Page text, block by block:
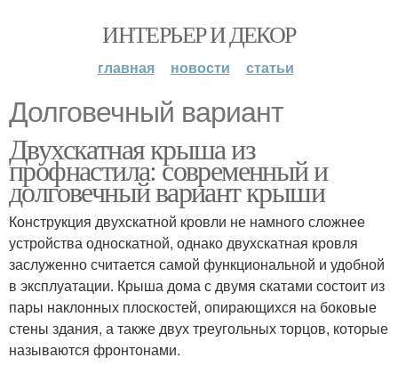
ИНТЕРЬЕР И ДЕКОР
главная новости статьи
Долговечный вариант
Двухскатная крыша из
профнастила: современный и
долговечный вариант крыши
Конструкция двухскатной кровли не намного сложнее
устройства односкатной, однако двухскатная кровля
заслуженно считается самой функциональной и удобной
в эксплуатации. Крыша дома с двумя скатами состоит из
пары наклонных плоскостей, опирающихся на боковые
стены здания, а также двух треугольных торцов, которые
называются фронтонами.